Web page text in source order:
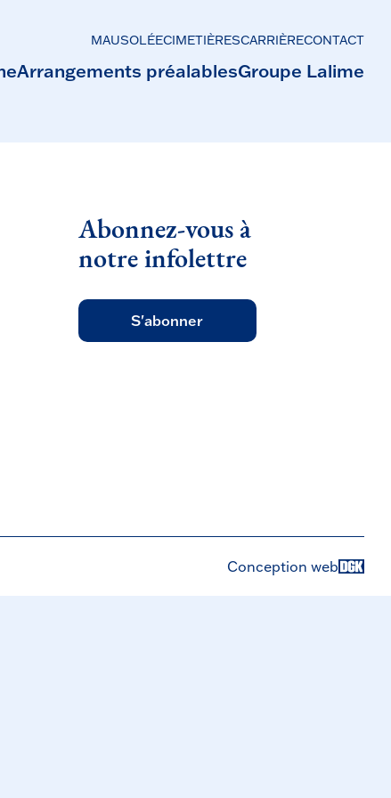
MAUSOLÉECIMETIÈRESCARRIÈRECONTACT
Arrangements préalablesGroupe Lalime
Abonnez-vous à
notre infolettre
S'abonner
Conception web